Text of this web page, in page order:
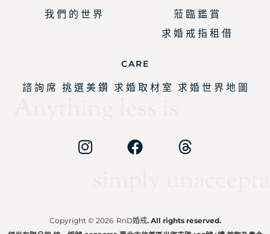
我 們 的 世 界
蒞 臨 鑑 賞
求 婚 戒 指 租 借
CARE
諮 詢 席 挑 選 美 鑽 求 婚 取 材 室 求 婚 世 界 地 圖
Copyright © 2026 RnD婚戒. All rights reserved.